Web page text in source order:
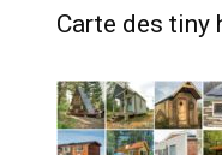
Carte des tiny